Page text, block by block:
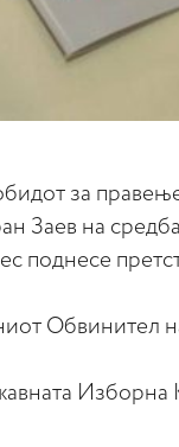
за
Заев на
поднесе
Обвинител
Изборна